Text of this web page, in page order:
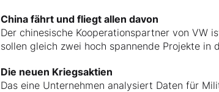
China fährt und fliegt allen davon
Der chinesische Kooperationspartner von VW
sollen gleich zwei hoch spannende Projekte in
Die neuen Kriegsaktien
Das eine Unternehmen analysiert Daten für